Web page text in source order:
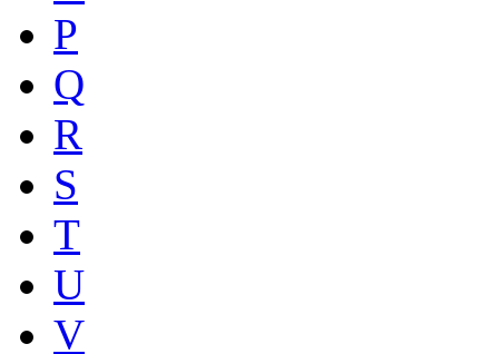
P
Q
R
S
T
U
V